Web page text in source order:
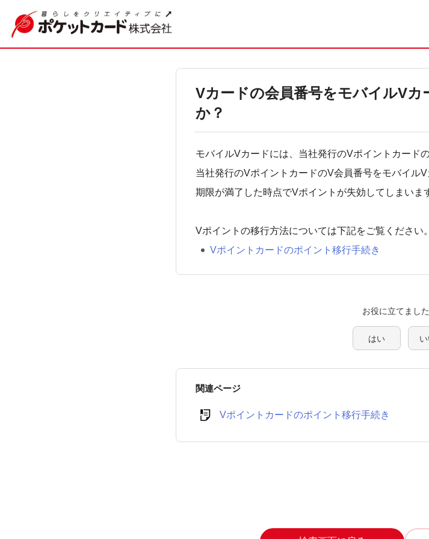
Vカードの会員番号をモバイルV
か？
モバイルVカードには、当社発行のVポイントカード
当社発行のVポイントカードのV会員番号をモバイル
期限が満了した時点でVポイントが失効してしまいま
Vポイントの移行方法については下記をご覧ください。
Vポイントカードのポイント移行手続き
はい い
関連ページ
Vポイントカードのポイント移行手続き